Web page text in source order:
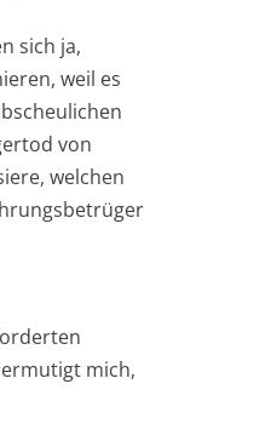
sich ja,
weil es
von
welchen
mich,